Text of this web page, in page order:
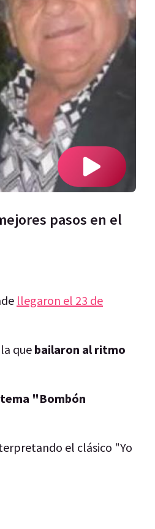
pasos en el
llegaron el 23 de
que bailaron al ritmo
"Bombón
el clásico "Yo